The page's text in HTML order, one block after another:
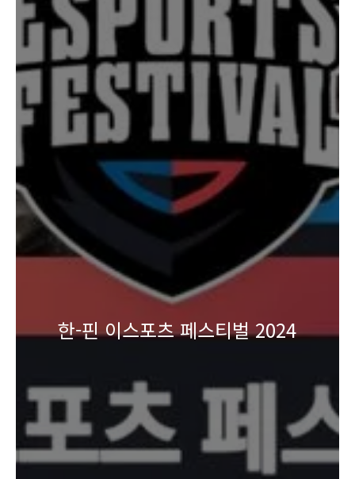
한-핀 이스포츠 페스티벌 2024